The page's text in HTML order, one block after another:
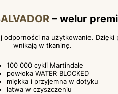
– welur
na użytkowanie. Dzięki
wnikają w tkaninę.
100 000 cykli Martindale
powłoka WATER BLOCKED
miękka i przyjemna w dotyku
łatwa w czyszczeniu